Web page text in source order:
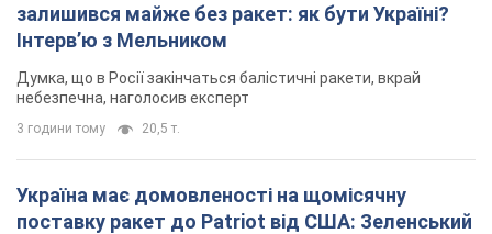
залишився майже без ракет: як бути Україні?
Інтерв’ю з Мельником
Думка, що в Росії закінчаться балістичні ракети, вкрай
небезпечна, наголосив експерт
3 години тому 20,5 т.
Україна має домовленості на щомісячну
поставку ракет до Patriot від США: Зеленський